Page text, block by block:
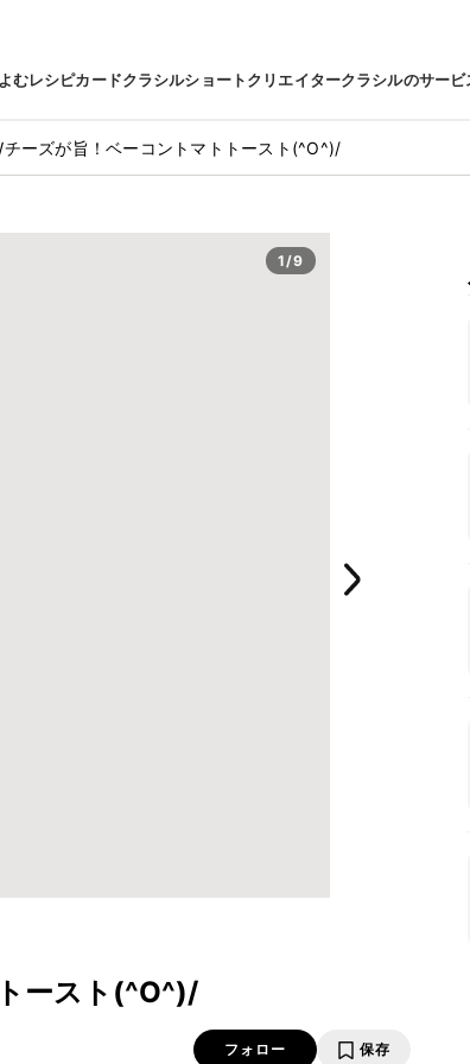
むレシピカードクラシルショートクリエイタークラシルのサービ
チーズが旨！ベーコントマトトースト(^O^)/
1/9
ースト(^O^)/
フォロー 保存